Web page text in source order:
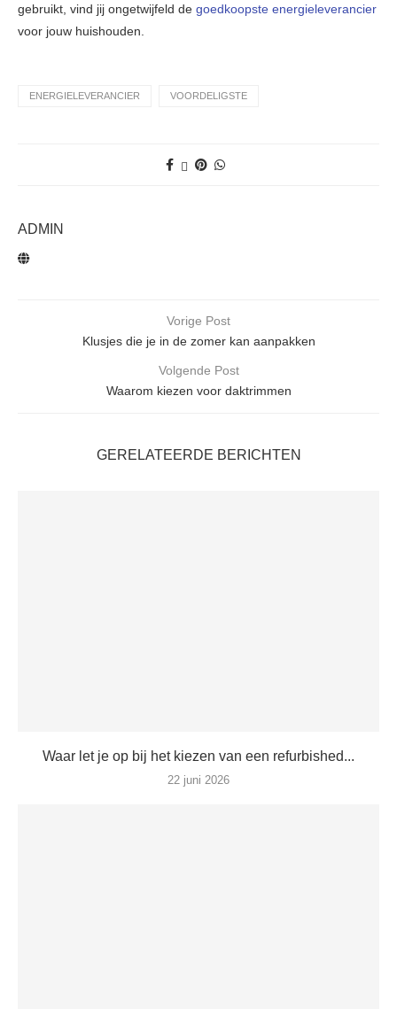
gebruikt, vind jij ongetwijfeld de goedkoopste energieleverancier
voor jouw huishouden.
ENERGIELEVERANCIER VOORDELIGSTE
ADMIN
Vorige Post
Klusjes die je in de zomer kan aanpakken
Volgende Post
Waarom kiezen voor daktrimmen
GERELATEERDE BERICHTEN
Waar let je op bij het kiezen van een refurbished...
22 juni 2026